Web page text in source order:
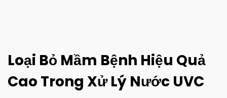
Loại Bỏ Mầm Bệnh Hiệu Quả
Cao Trong Xử Lý Nước UVC